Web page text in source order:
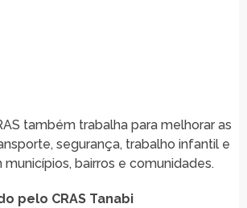
também trabalha para melhorar as
segurança, trabalho infantil e
bairros e comunidades.
pelo CRAS Tanabi